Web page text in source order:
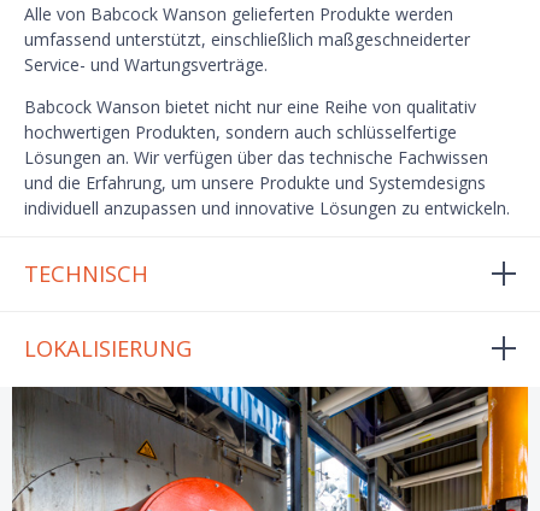
Alle von Babcock Wanson gelieferten Produkte werden
umfassend unterstützt, einschließlich maßgeschneiderter
Service- und Wartungsverträge.
Babcock Wanson bietet nicht nur eine Reihe von qualitativ
hochwertigen Produkten, sondern auch schlüsselfertige
Lösungen an. Wir verfügen über das technische Fachwissen
und die Erfahrung, um unsere Produkte und Systemdesigns
individuell anzupassen und innovative Lösungen zu entwickeln.
TECHNISCH
LOKALISIERUNG